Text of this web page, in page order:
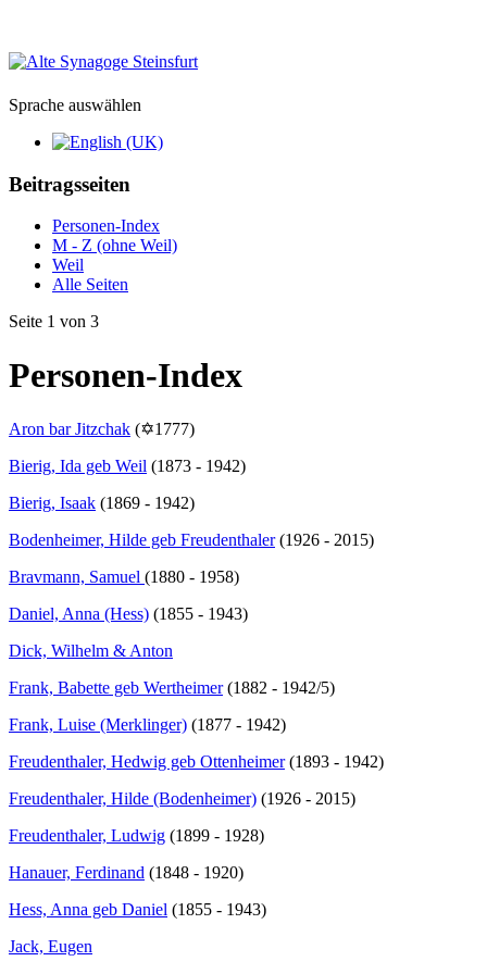
Sprache auswählen
Beitragsseiten
Personen-Index
M - Z (ohne Weil)
Weil
Alle Seiten
Seite 1 von 3
Personen-Index
Aron bar Jitzchak (✡1777)
Bierig, Ida geb Weil (1873 - 1942)
Bierig, Isaak (1869 - 1942)
Bodenheimer, Hilde geb Freudenthaler(1926 - 2015)
Bravmann, Samuel (1880 - 1958)
Daniel, Anna (Hess) (1855 - 1943)
Dick, Wilhelm & Anton
Frank, Babette geb Wertheimer(1882 - 1942/5)
Frank, Luise (Merklinger) (1877 - 1942)
Freudenthaler, Hedwig geb Ottenheimer(1893 - 1942)
Freudenthaler, Hilde (Bodenheimer) (1926 - 2015)
Freudenthaler, Ludwig (1899 - 1928)
Hanauer, Ferdinand (1848 - 1920)
Hess, Anna geb Daniel (1855 - 1943)
Jack, Eugen